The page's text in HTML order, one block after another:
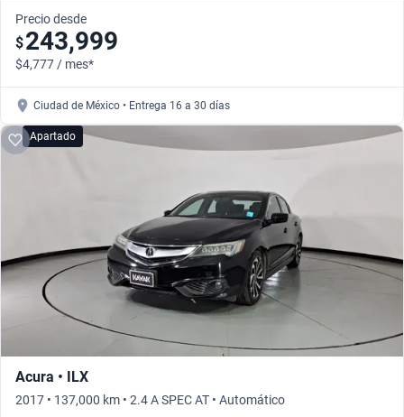
Precio desde
$243,999
$4,777 / mes*
Ciudad de México • Entrega 16 a 30 días
Apartado
Acura • ILX
2017 • 137,000 km • 2.4 A SPEC AT • Automático